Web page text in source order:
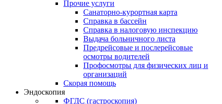
Прочие услуги
Санаторно-курортная карта
Справка в бассейн
Справка в налоговую инспекцию
Выдача больничного листа
Предрейсовые и послерейсовые
осмотры водителей
Профосмотры для физических лиц и
организаций
Скорая помощь
Эндоскопия
ФГДС (гастроскопия)